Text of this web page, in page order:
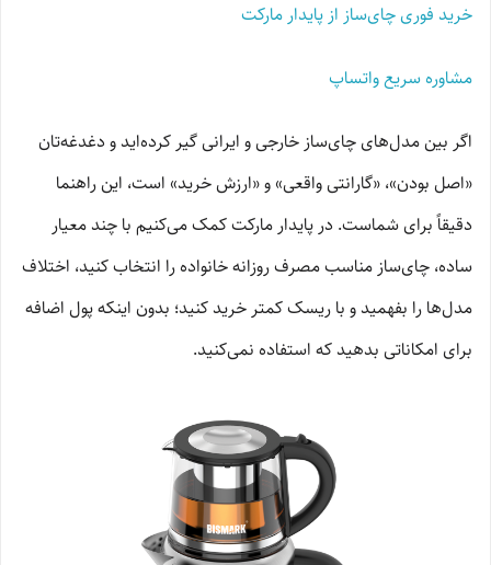
خرید فوری چای‌ساز از پایدار مارکت
مشاوره سریع واتساپ
اگر بین مدل‌های چای‌ساز خارجی و ایرانی گیر کرده‌اید و دغدغه‌تان
«اصل بودن»، «گارانتی واقعی» و «ارزش خرید» است، این راهنما
دقیقاً برای شماست. در پایدار مارکت کمک می‌کنیم با چند معیار
ساده، چای‌ساز مناسب مصرف روزانه خانواده را انتخاب کنید، اختلاف
مدل‌ها را بفهمید و با ریسک کمتر خرید کنید؛ بدون اینکه پول اضافه
برای امکاناتی بدهید که استفاده نمی‌کنید.